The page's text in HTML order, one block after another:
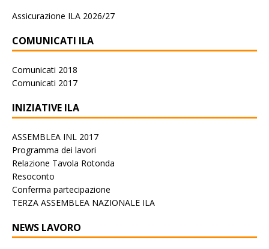
Assicurazione ILA 2026/27
COMUNICATI ILA
Comunicati 2018
Comunicati 2017
INIZIATIVE ILA
ASSEMBLEA INL 2017
Programma dei lavori
Relazione Tavola Rotonda
Resoconto
Conferma partecipazione
TERZA ASSEMBLEA NAZIONALE ILA
NEWS LAVORO